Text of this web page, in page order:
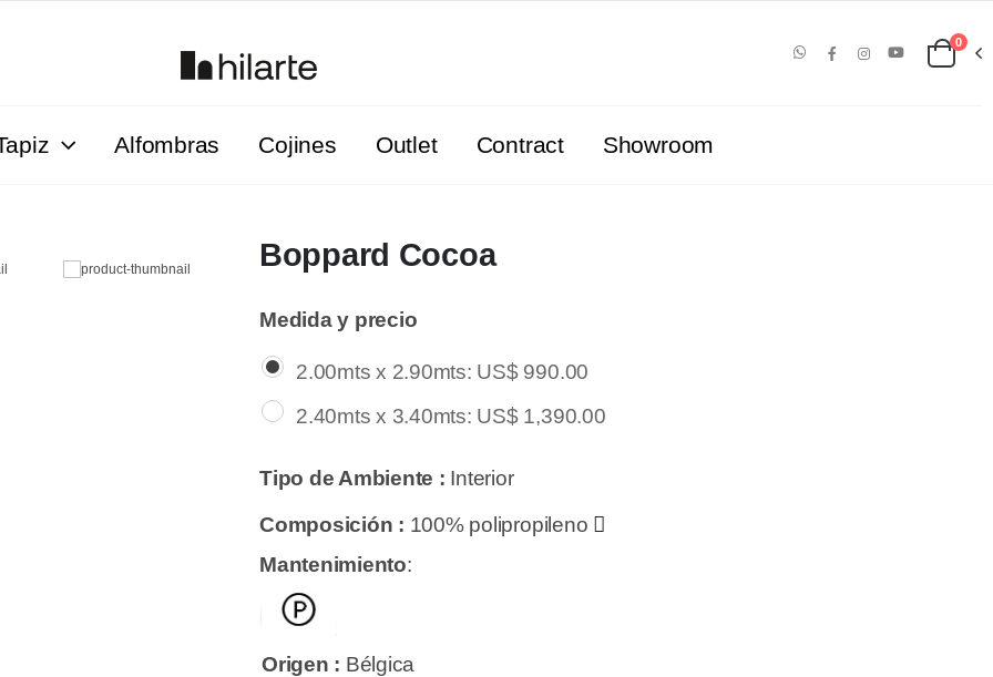
0
Alfombras Cojines Outlet Contract Showroom
Boppard Cocoa
Medida y precio
2.00mts x 2.90mts: US$ 990.00
2.40mts x 3.40mts: US$ 1,390.00
Tipo de Ambiente : Interior
Composición : 100% polipropileno
Mantenimiento:
Origen : Bélgica